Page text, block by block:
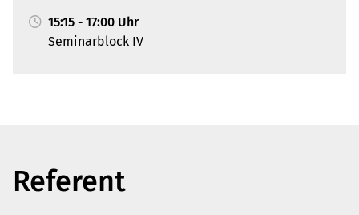
15:15 - 17:00 Uhr
Seminarblock IV
Referent